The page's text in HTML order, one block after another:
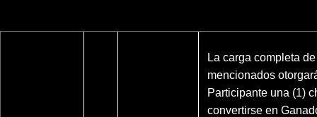
La carga completa
mencionados
Participante una (1)
convertirse en